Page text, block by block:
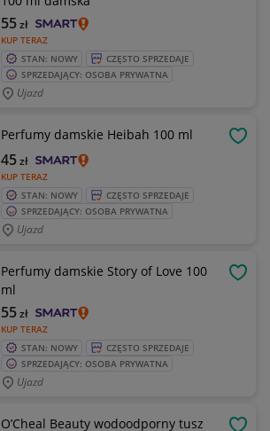
KUP TERAZ
55zł
STAN: NOWY
CZĘSTO SPRZEDAJE
SPRZEDAJĄCY: OSOBA PRYWATNA
Ujazd
Perfumy damskie Heibah 100 ml
KUP TERAZ
45zł
STAN: NOWY
CZĘSTO SPRZEDAJE
SPRZEDAJĄCY: OSOBA PRYWATNA
Ujazd
Perfumy damskie Story of Love 100
ml
KUP TERAZ
55zł
STAN: NOWY
CZĘSTO SPRZEDAJE
SPRZEDAJĄCY: OSOBA PRYWATNA
Ujazd
O’Cheal Beauty wodoodporny tusz